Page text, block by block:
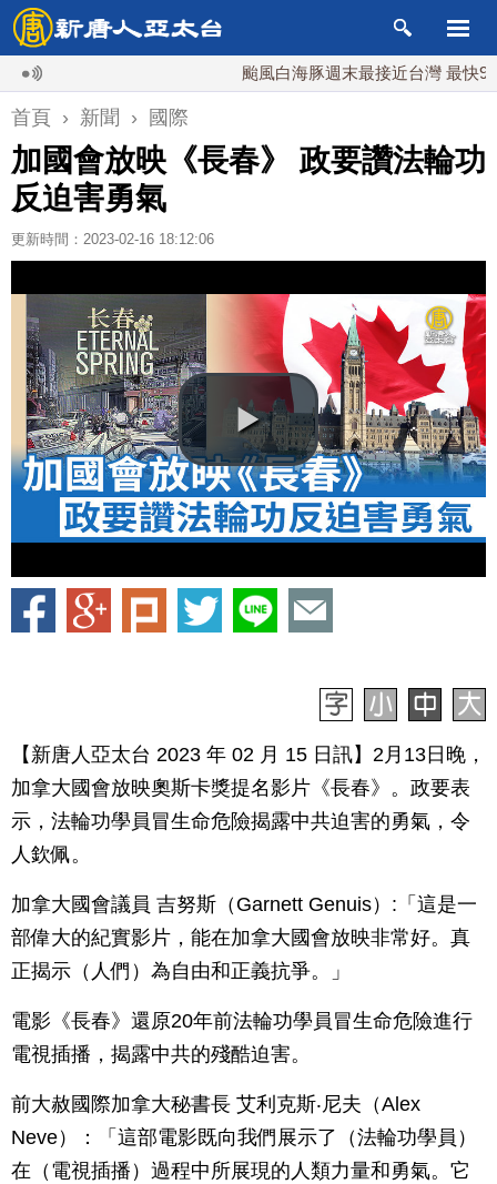
颱風白海豚週末最接近台灣 最快9日可能
首頁 › 新聞 › 國際
加國會放映《長春》 政要讚法輪功
反迫害勇氣
更新時間：2023-02-16 18:12:06
【新唐人亞太台 2023 年 02 月 15 日訊】2月13日晚，
加拿大國會放映奧斯卡獎提名影片《長春》。政要表
示，法輪功學員冒生命危險揭露中共迫害的勇氣，令
人欽佩。
加拿大國會議員 吉努斯（Garnett Genuis）:「這是一
部偉大的紀實影片，能在加拿大國會放映非常好。真
正揭示（人們）為自由和正義抗爭。」
電影《長春》還原20年前法輪功學員冒生命危險進行
電視插播，揭露中共的殘酷迫害。
前大赦國際加拿大秘書長 艾利克斯‧尼夫（Alex
Neve）：「這部電影既向我們展示了（法輪功學員）
在（電視插播）過程中所展現的人類力量和勇氣。它